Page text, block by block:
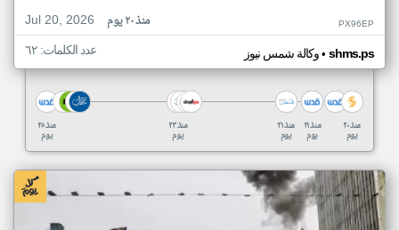
Jul 20, 2026
منذ ٢٠ يوم PX96EP
وكالة شمس نيوز• shms.ps عدد الكلمات: ٦٢
منذ ٢٥
يوم
منذ ٢٣
يوم
منذ ٢١
يوم
منذ ٢١
يوم
منذ ٢٠
يوم